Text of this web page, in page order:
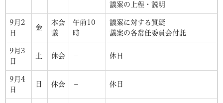
議案の上程・説明
9月2
日
金
本会
議
午前10
時
議案に対する質疑
議案の各常任委員会付託
9月3
日
土 休会 － 休日
9月4
日
日 休会 － 休日